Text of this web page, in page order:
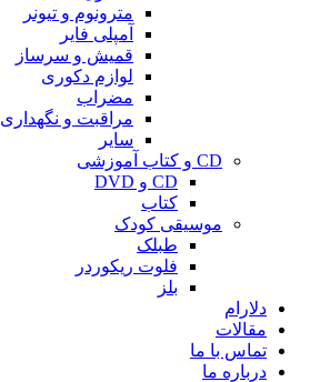
مترونوم و تیونر
آمپلی فایر
قمیش و سرساز
لوازم دکوری
مضراب
مراقبت و نگهداری
سایر
CD و کتاب آموزشی
CD و DVD
کتاب
موسیقی کودک
طبلک
فلوت ریکوردر
بلز
دلارام
مقالات
تماس با ما
درباره ما